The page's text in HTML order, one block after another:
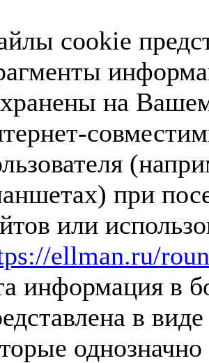
cookie
на
при
или
ellman.ru/
информация в
в